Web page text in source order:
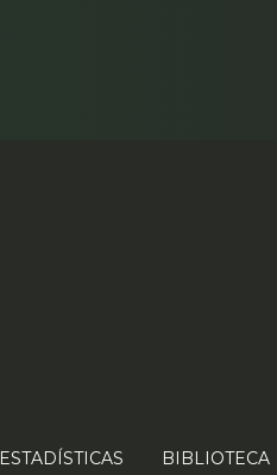
ESTADÍSTICAS BIBLIOTECA